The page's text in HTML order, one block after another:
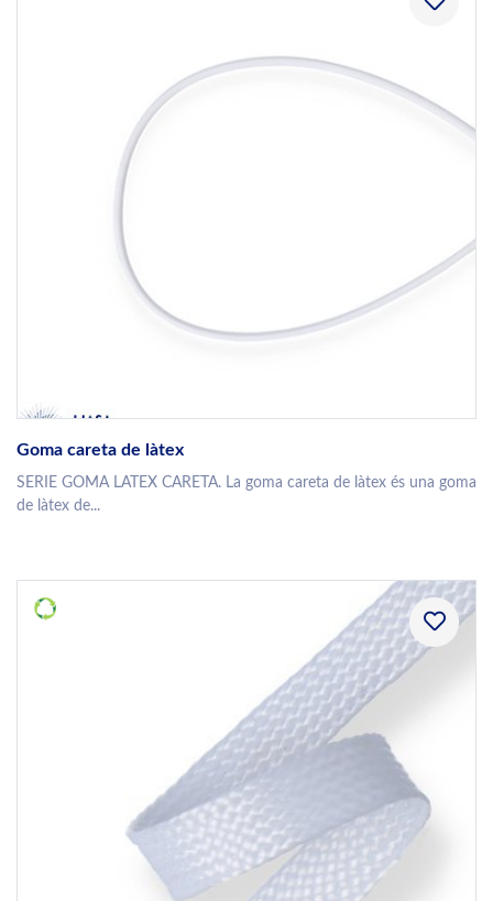
Goma careta de làtex
SERIE GOMA LATEX CARETA. La goma careta de làtex és una goma
de làtex de...